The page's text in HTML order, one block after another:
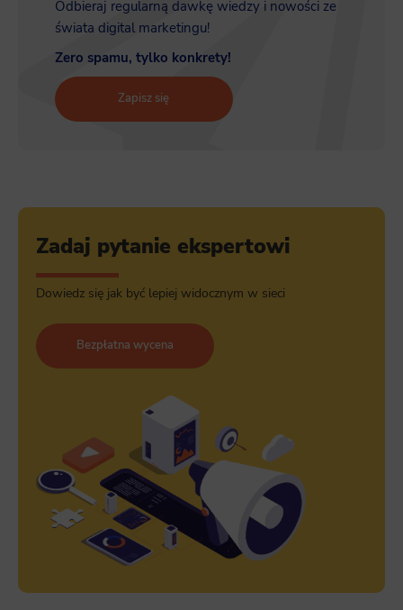
Odbieraj regularną dawkę wiedzy i nowości ze
świata digital marketingu!
Zero spamu, tylko konkrety!
Zapisz się
Zadaj pytanie ekspertowi
Dowiedz się jak być lepiej widocznym w sieci
Bezpłatna wycena